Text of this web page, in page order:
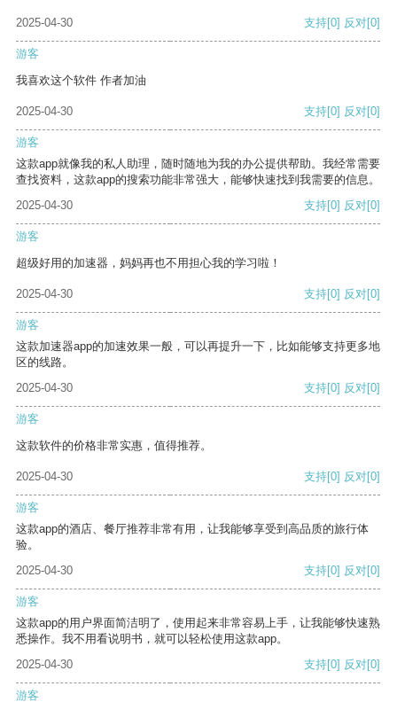
2025-04-30 支持[0] 反对[0]
游客
我喜欢这个软件 作者加油
2025-04-30 支持[0] 反对[0]
游客
这款app就像我的私人助理，随时随地为我的办公提供帮助。我经常需要
查找资料，这款app的搜索功能非常强大，能够快速找到我需要的信息。
2025-04-30
支持[0] 反对[0]
游客
超级好用的加速器，妈妈再也不用担心我的学习啦！
2025-04-30 支持[0] 反对[0]
游客
这款加速器app的加速效果一般，可以再提升一下，比如能够支持更多地
区的线路。
2025-04-30
支持[0] 反对[0]
游客
这款软件的价格非常实惠，值得推荐。
2025-04-30 支持[0] 反对[0]
游客
这款app的酒店、餐厅推荐非常有用，让我能够享受到高品质的旅行体
验。
2025-04-30
支持[0] 反对[0]
游客
这款app的用户界面简洁明了，使用起来非常容易上手，让我能够快速熟
悉操作。我不用看说明书，就可以轻松使用这款app。
2025-04-30
支持[0] 反对[0]
游客